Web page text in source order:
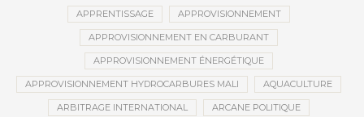
APPRENTISSAGE APPROVISIONNEMENT
APPROVISIONNEMENT EN CARBURANT
APPROVISIONNEMENT ÉNERGÉTIQUE
APPROVISIONNEMENT HYDROCARBURES MALI AQUACULTURE
ARBITRAGE INTERNATIONAL ARCANE POLITIQUE